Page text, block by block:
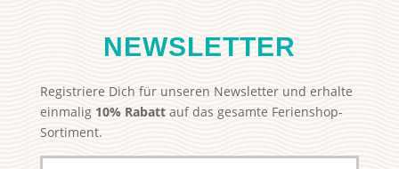
NEWSLETTER
Registriere Dich für unseren Newsletter und erhalte
einmalig 10% Rabattauf das gesamte Ferienshop-
Sortiment.